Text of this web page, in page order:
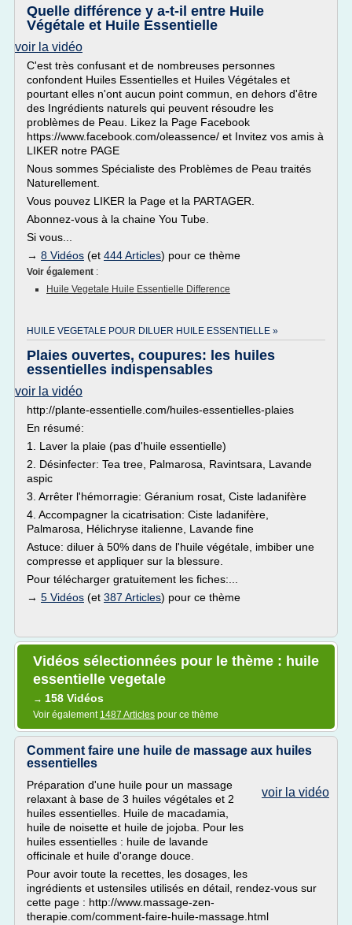
Quelle différence y a-t-il entre Huile
Végétale et Huile Essentielle
voir la vidéo
C'est très confusant et de nombreuses personnes
confondent Huiles Essentielles et Huiles Végétales et
pourtant elles n'ont aucun point commun, en dehors d'être
des Ingrédients naturels qui peuvent résoudre les
problèmes de Peau. Likez la Page Facebook
https://www.facebook.com/oleassence/ et Invitez vos amis à
LIKER notre PAGE
Nous sommes Spécialiste des Problèmes de Peau traités
Naturellement.
Vous pouvez LIKER la Page et la PARTAGER.
Abonnez-vous à la chaine You Tube.
Si vous...
→ 8 Vidéos (et 444 Articles) pour ce thème
Voir également :
Huile Vegetale Huile Essentielle Difference
HUILE VEGETALE POUR DILUER HUILE ESSENTIELLE »
Plaies ouvertes, coupures: les huiles
essentielles indispensables
voir la vidéo
http://plante-essentielle.com/huiles-essentielles-plaies
En résumé:
1. Laver la plaie (pas d'huile essentielle)
2. Désinfecter: Tea tree, Palmarosa, Ravintsara, Lavande
aspic
3. Arrêter l'hémorragie: Géranium rosat, Ciste ladanifère
4. Accompagner la cicatrisation: Ciste ladanifère,
Palmarosa, Hélichryse italienne, Lavande fine
Astuce: diluer à 50% dans de l'huile végétale, imbiber une
compresse et appliquer sur la blessure.
Pour télécharger gratuitement les fiches:...
→ 5 Vidéos (et 387 Articles) pour ce thème
Vidéos sélectionnées pour le thème : huile
essentielle vegetale
→ 158 Vidéos
Voir également 1487 Articles pour ce thème
Comment faire une huile de massage aux huiles
essentielles
voir la vidéo
Préparation d'une huile pour un massage
relaxant à base de 3 huiles végétales et 2
huiles essentielles. Huile de macadamia,
huile de noisette et huile de jojoba. Pour les
huiles essentielles : huile de lavande
officinale et huile d'orange douce.
Pour avoir toute la recettes, les dosages, les
ingrédients et ustensiles utilisés en détail, rendez-vous sur
cette page : http://www.massage-zen-
therapie.com/comment-faire-huile-massage.html